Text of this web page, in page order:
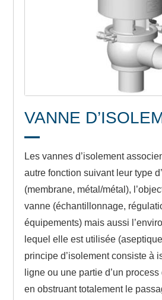
VANNE
Les vannes d’isolement
autre fonction suivant leur type
(membrane, métal/métal),
vanne (échantillonnage,
équipements) mais aussi
lequel elle est utilisée
principe d’isolement consiste à
ligne ou une partie d’un
en obstruant totalement le